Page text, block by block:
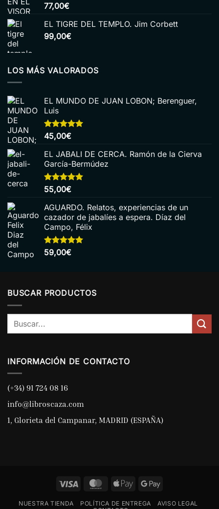
77,00€
EL TIGRE DEL TEMPLO. Jim Corbett
99,00€
LOS MÁS VALORADOS
EL MUNDO DE JUAN LOBON; Berenguer,
Luis
Valorado
con
de 5
45,00€
EL JABALI DE CERCA. Ramón de la Cierva
García-Bermúdez
Valorado
con
de 5
55,00€
AGUARDO. Relatos, experiencias de un
cazador de jabalíes a espera. Díaz del
Campo, Félix
Valorado
con
59,00€
BUSCAR PRODUCTOS
Buscar
INFORMACIÓN DE CONTACTO
(+34) 91 724 08 16
info@libroscaza.com
1, Glorieta del Campanar, MADRID (ESPAÑA)
Visa MasterCard
Apple
Google
NUESTRA TIENDA POLÍTICA DE ENTREGA
AVISO LEGAL